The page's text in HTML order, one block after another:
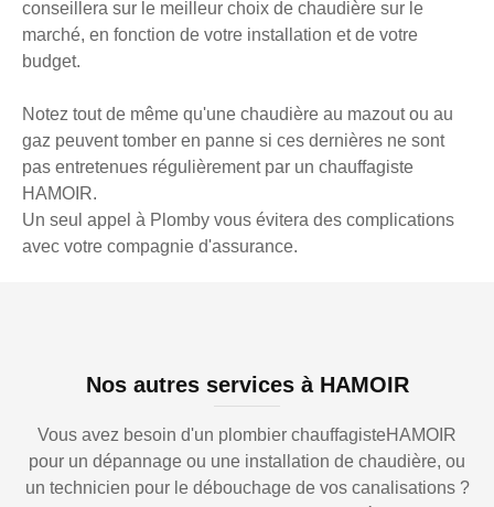
conseillera sur le meilleur choix de chaudière sur le
marché, en fonction de votre installation et de votre
budget.
Notez tout de même qu'une chaudière au mazout ou au
gaz peuvent tomber en panne si ces dernières ne sont
pas entretenues régulièrement par un chauffagiste
HAMOIR.
Un seul appel à Plomby vous évitera des complications
avec votre compagnie d'assurance.
Nos autres services à HAMOIR
Vous avez besoin d'un plombier chauffagisteHAMOIR
pour un dépannage ou une installation de chaudière, ou
un technicien pour le débouchage de vos canalisations ?